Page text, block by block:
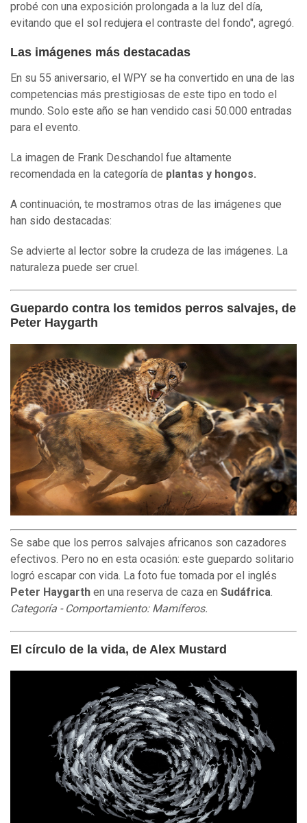
probé con una exposición prolongada a la luz del día,
evitando que el sol redujera el contraste del fondo", agregó.
Las imágenes más destacadas
En su 55 aniversario, el WPY se ha convertido en una de las
competencias más prestigiosas de este tipo en todo el
mundo. Solo este año se han vendido casi 50.000 entradas
para el evento.
La imagen de Frank Deschandol fue altamente
recomendada en la categoría de plantas y hongos.
A continuación, te mostramos otras de las imágenes que
han sido destacadas:
Se advierte al lector sobre la crudeza de las imágenes. La
naturaleza puede ser cruel.
Guepardo contra los temidos perros salvajes, de
Peter Haygarth
Se sabe que los perros salvajes africanos son cazadores
efectivos. Pero no en esta ocasión: este guepardo solitario
logró escapar con vida. La foto fue tomada por el inglés
Peter Haygarth en una reserva de caza en Sudáfrica.
Categoría - Comportamiento: Mamíferos.
El círculo de la vida, de Alex Mustard